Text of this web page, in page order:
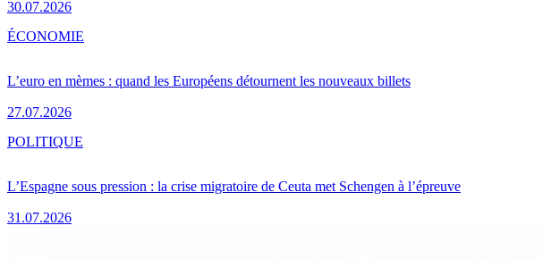
30.07.2026
L’euro en mèmes : quand les Européens détournent les nouveaux billets
27.07.2026
ÉCONOMIE
L’Espagne sous pression : la crise migratoire de Ceuta met Schengen à l’épreuve
31.07.2026
POLITIQUE